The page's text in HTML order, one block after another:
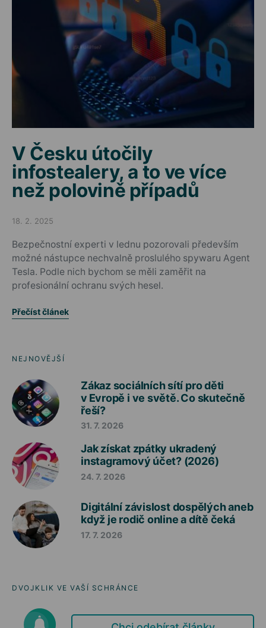
V Česku útočily
infostealery, a to ve více
než polovině případů
Posted on
18. 2. 2025
Bezpečnostní experti v lednu pozorovali především
možné nástupce nechvalně proslulého spywaru Agent
Tesla. Podle nich bychom se měli zaměřit na
profesionální ochranu svých hesel.
Přečíst článek
NEJNOVĚJŠÍ
Zákaz sociálních sítí pro děti
v Evropě i ve světě. Co skutečně
řeší?
31. 7. 2026
Jak získat zpátky ukradený
instagramový účet? (2026)
24. 7. 2026
Digitální závislost dospělých aneb
když je rodič online a dítě čeká
17. 7. 2026
DVOJKLIK VE VAŠÍ SCHRÁNCE